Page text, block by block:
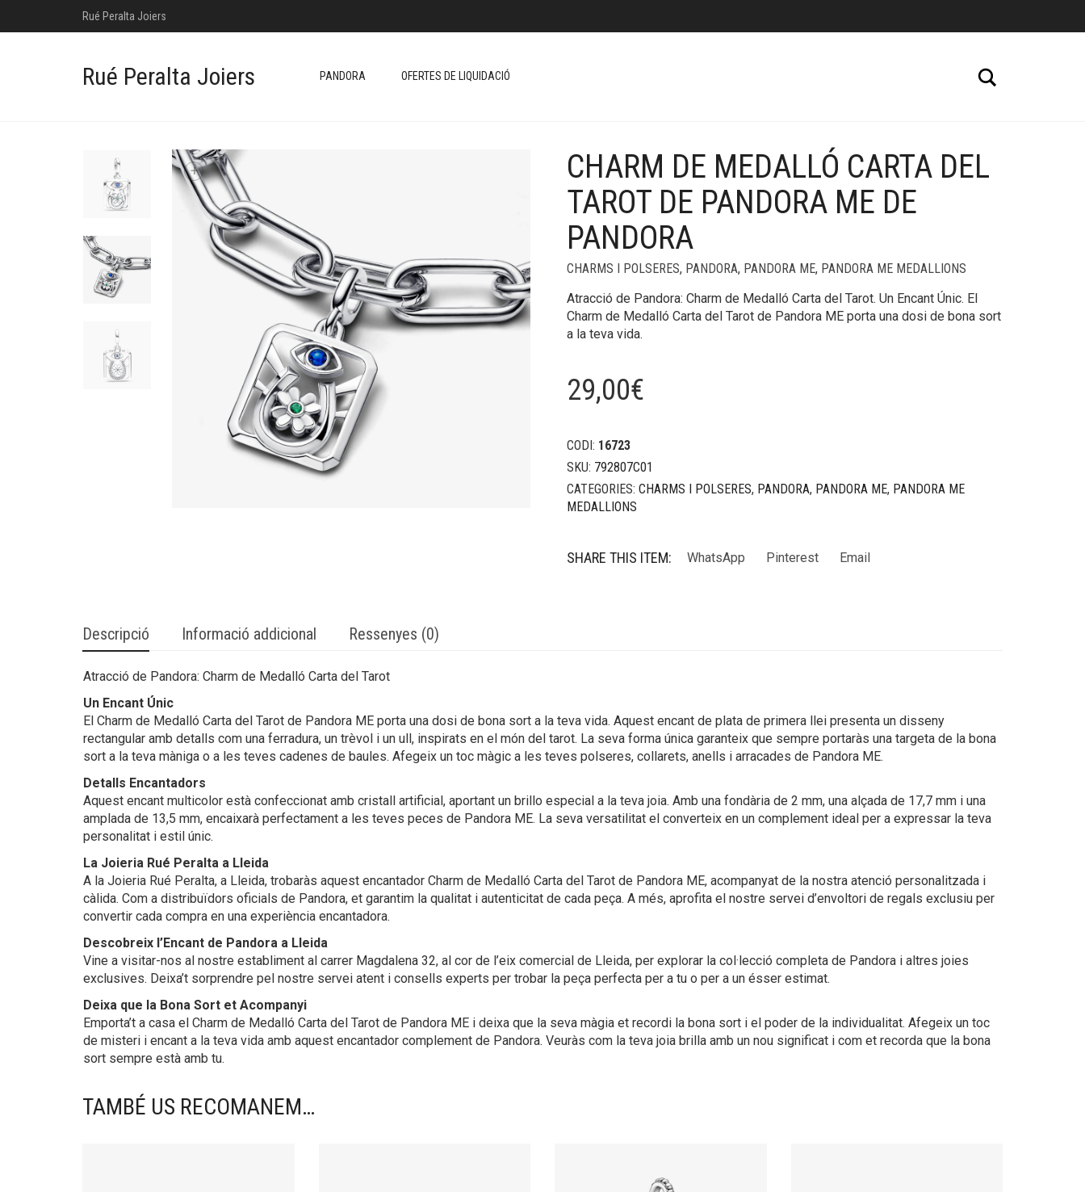
Rué Peralta Joiers
Rué Peralta Joiers PANDORA OFERTES DE LIQUIDACIÓ
+
CHARM DE MEDALLÓ CARTA DEL
TAROT DE PANDORA ME DE
PANDORA
CHARMS I POLSERES, PANDORA, PANDORA ME, PANDORA ME MEDALLIONS
Atracció de Pandora: Charm de Medalló Carta del Tarot. Un Encant Únic. El
Charm de Medalló Carta del Tarot de Pandora ME porta una dosi de bona sort
a la teva vida.
29,00€
CODI: 16723
SKU: 792807C01
CATEGORIES: CHARMS I POLSERES, PANDORA, PANDORA ME, PANDORA ME
MEDALLIONS
SHARE THIS ITEM: WhatsApp Pinterest Email
Descripció Informació addicional Ressenyes (0)
Atracció de Pandora: Charm de Medalló Carta del Tarot
Un Encant Únic
El Charm de Medalló Carta del Tarot de Pandora ME porta una dosi de bona sort a la teva vida. Aquest encant de plata de primera llei presenta un disseny
rectangular amb detalls com una ferradura, un trèvol i un ull, inspirats en el món del tarot. La seva forma única garanteix que sempre portaràs una targeta de la bona
sort a la teva màniga o a les teves cadenes de baules. Afegeix un toc màgic a les teves polseres, collarets, anells i arracades de Pandora ME.
Detalls Encantadors
Aquest encant multicolor està confeccionat amb cristall artificial, aportant un brillo especial a la teva joia. Amb una fondària de 2 mm, una alçada de 17,7 mm i una
amplada de 13,5 mm, encaixarà perfectament a les teves peces de Pandora ME. La seva versatilitat el converteix en un complement ideal per a expressar la teva
personalitat i estil únic.
La Joieria Rué Peralta a Lleida
A la Joieria Rué Peralta, a Lleida, trobaràs aquest encantador Charm de Medalló Carta del Tarot de Pandora ME, acompanyat de la nostra atenció personalitzada i
càlida. Com a distribuïdors oficials de Pandora, et garantim la qualitat i autenticitat de cada peça. A més, aprofita el nostre servei d’envoltori de regals exclusiu per
convertir cada compra en una experiència encantadora.
Descobreix l’Encant de Pandora a Lleida
Vine a visitar-nos al nostre establiment al carrer Magdalena 32, al cor de l’eix comercial de Lleida, per explorar la col·lecció completa de Pandora i altres joies
exclusives. Deixa’t sorprendre pel nostre servei atent i consells experts per trobar la peça perfecta per a tu o per a un ésser estimat.
Deixa que la Bona Sort et Acompanyi
Emporta’t a casa el Charm de Medalló Carta del Tarot de Pandora ME i deixa que la seva màgia et recordi la bona sort i el poder de la individualitat. Afegeix un toc
de misteri i encant a la teva vida amb aquest encantador complement de Pandora. Veuràs com la teva joia brilla amb un nou significat i com et recorda que la bona
sort sempre està amb tu.
TAMBÉ US RECOMANEM…